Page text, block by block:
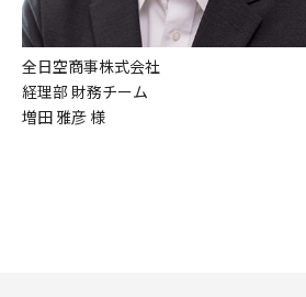
全日空商事株式会社
経理部 財務チーム
増田 雅彦 様